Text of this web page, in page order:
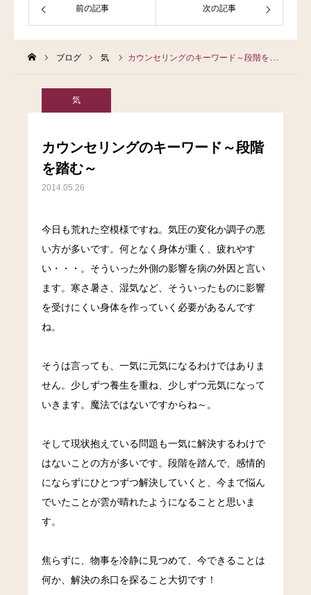
前の記事 次の記事
ブログ 気 カウンセリングのキーワード～段階を踏む～
気
カウンセリングのキーワード～段階
を踏む～
2014.05.26
今日も荒れた空模様ですね。気圧の変化か調子の悪
い方が多いです。何となく身体が重く、疲れやす
い・・・。そういった外側の影響を病の外因と言い
ます。寒さ暑さ、湿気など、そういったものに影響
を受けにくい身体を作っていく必要があるんです
ね。
そうは言っても、一気に元気になるわけではありま
せん。少しずつ養生を重ね、少しずつ元気になって
いきます。魔法ではないですからね～。
そして現状抱えている問題も一気に解決するわけで
はないことの方が多いです。段階を踏んで、感情的
にならずにひとつずつ解決していくと、今まで悩ん
でいたことが雲が晴れたようになることと思いま
す。
焦らずに、物事を冷静に見つめて、今できることは
何か、解決の糸口を探ること大切です！